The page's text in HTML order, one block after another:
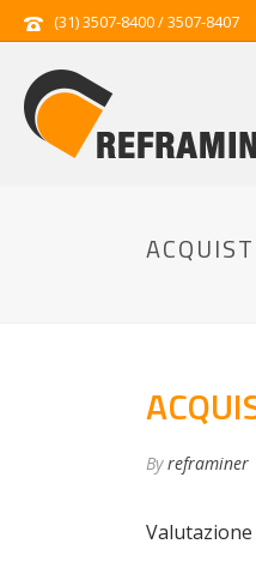
(31) 3507-8400 / 3507-8407
Byreframiner
Valutazione